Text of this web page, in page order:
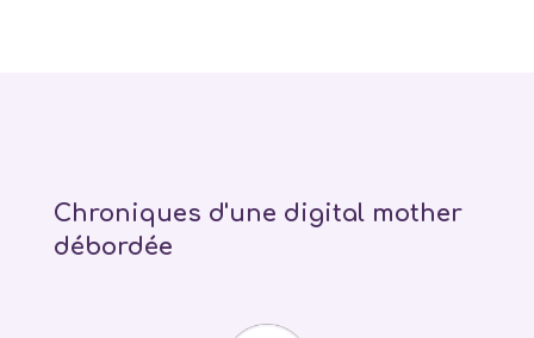
Chroniques d'une digital mother
débordée